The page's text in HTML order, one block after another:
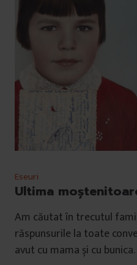
Eseuri
Ultima
Am căutat în trecutul
răspunsurile la toate
avut cu mama și cu bunica.